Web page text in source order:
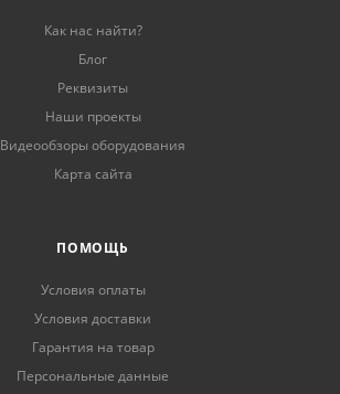
Как нас найти?
Блог
Реквизиты
Наши проекты
Видеообзоры оборудования
Карта сайта
ПОМОЩЬ
Условия оплаты
Условия доставки
Гарантия на товар
Персональные данные